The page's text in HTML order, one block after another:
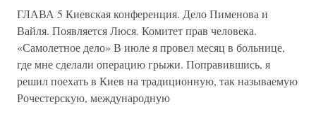
ГЛАВА 5 Киевская конференция. Дело Пименова и
Вайля. Появляется Люся. Комитет прав человека.
«Самолетное дело» В июле я провел месяц в больнице,
где мне сделали операцию грыжи. Поправившись, я
решил поехать в Киев на традиционную, так называемую
Рочестерскую, международную